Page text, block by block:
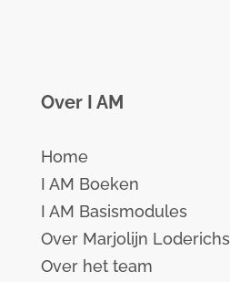
Over I AM
Home
I AM Boeken
I AM Basismodules
Over Marjolijn Loderichs
Over het team